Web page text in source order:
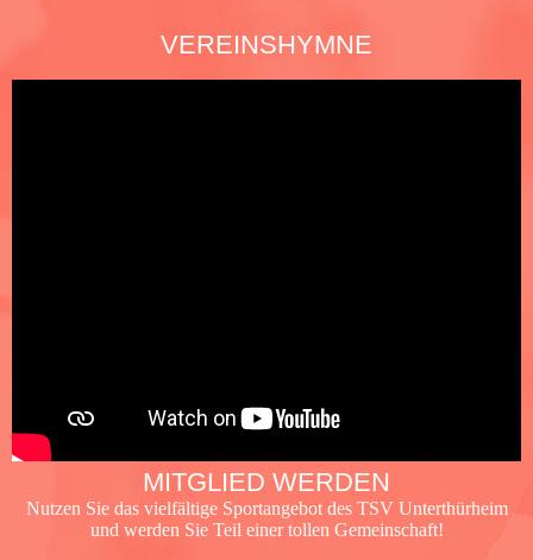
VEREINSHYMNE
MITGLIED WERDEN
Nutzen Sie das vielfältige Sportangebot des TSV Unterthürheim
und werden Sie Teil einer tollen Gemeinschaft!